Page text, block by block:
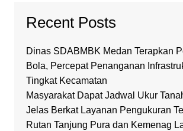
Recent Posts
Dinas SDABMBK Medan Terapkan
Bola, Percepat Penanganan
Tingkat Kecamatan
Masyarakat Dapat Jadwal Ukur
Jelas Berkat Layanan Pengukuran
Rutan Tanjung Pura dan Kemenag